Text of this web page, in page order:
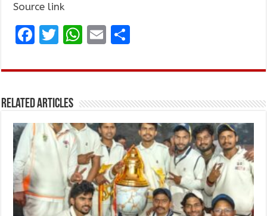
Source link
F
ce
o
o
k
T
it
r
W
at
A
p
p
E
ai ar
Related Articles